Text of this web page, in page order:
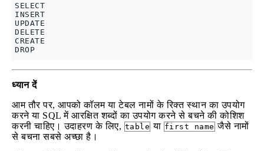
SELECT
INSERT
UPDATE
DELETE
CREATE
ध्यान दें
आम तौर पर, आपको कॉलम या टेबल नामों के रिक्त स्थान का उपयोग
करने या SQL में आरक्षित शब्दों का उपयोग करने से बचने की कोशिश
करनी चाहिए। उदाहरण के लिए, table या first name जैसे नामों
से बचना सबसे अच्छा है।